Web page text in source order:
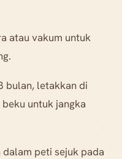
atau vakum untuk
bulan, letakkan di
untuk jangka
peti sejuk pada